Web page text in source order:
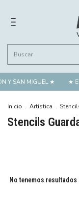
Y SAN MIGUEL ★ ★
Inicio . Artística .
Stencils
No tenemos